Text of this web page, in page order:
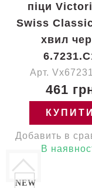
піци
Swiss
хвил
Арт.
461
КУПИТИ
Добавить в
В
NEW